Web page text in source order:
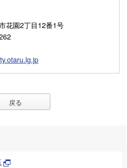
花園2丁目12番1号
戻る